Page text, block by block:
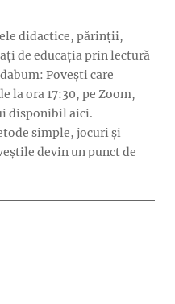
didactice, părinții,
de educația prin lectură
Povești care
la ora 17:30, pe Zoom,
disponibil aici.
simple, jocuri și
devin un punct de